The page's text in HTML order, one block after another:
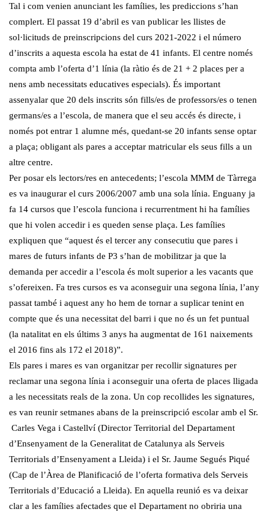
Tal i com venien anunciant les famílies, les prediccions s’han
complert. El passat 19 d’abril es van publicar les llistes de
sol·licituds de preinscripcions del curs 2021-2022 i el número
d’inscrits a aquesta escola ha estat de 41 infants. El centre només
compta amb l’oferta d’1 línia (la ràtio és de 21 + 2 places per a
nens amb necessitats educatives especials). És important
assenyalar que 20 dels inscrits són fills/es de professors/es o tenen
germans/es a l’escola, de manera que el seu accés és directe, i
només pot entrar 1 alumne més, quedant-se 20 infants sense optar
a plaça; obligant als pares a acceptar matricular els seus fills a un
altre centre.
Per posar els lectors/res en antecedents; l’escola MMM de Tàrrega
es va inaugurar el curs 2006/2007 amb una sola línia. Enguany ja
fa 14 cursos que l’escola funciona i recurrentment hi ha famílies
que hi volen accedir i es queden sense plaça. Les famílies
expliquen que “aquest és el tercer any consecutiu que pares i
mares de futurs infants de P3 s’han de mobilitzar ja que la
demanda per accedir a l’escola és molt superior a les vacants que
s’ofereixen. Fa tres cursos es va aconseguir una segona línia, l’any
passat també i aquest any ho hem de tornar a suplicar tenint en
compte que és una necessitat del barri i que no és un fet puntual
(la natalitat en els últims 3 anys ha augmentat de 161 naixements
el 2016 fins als 172 el 2018)”.
Els pares i mares es van organitzar per recollir signatures per
reclamar una segona línia i aconseguir una oferta de places lligada
a les necessitats reals de la zona. Un cop recollides les signatures,
es van reunir setmanes abans de la preinscripció escolar amb el Sr.
Carles Vega i Castellví (Director Territorial del Departament
d’Ensenyament de la Generalitat de Catalunya als Serveis
Territorials d’Ensenyament a Lleida) i el Sr. Jaume Segués Piqué
(Cap de l’Àrea de Planificació de l’oferta formativa dels Serveis
Territorials d’Educació a Lleida). En aquella reunió es va deixar
clar a les famílies afectades que el Departament no obriria una